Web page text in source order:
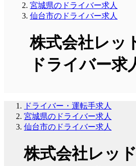
宮城県のドライバー求人
仙台市のドライバー求人
株式会社レッ
ドライバー求
ドライバー・運転手求人
宮城県のドライバー求人
仙台市のドライバー求人
株式会社レッ